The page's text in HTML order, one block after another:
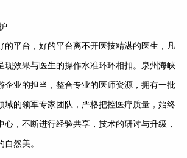
的平台，好的平台离不开医技精湛的医生，凡
现效果与医生的操作水准环环相扣。泉州海峡
企业的担当，整合专业的医师资源，拥有一批
域的领军专家团队，严格把控医疗质量，始终
心，不断进行经验共享，技术的研讨与升级，
然美。